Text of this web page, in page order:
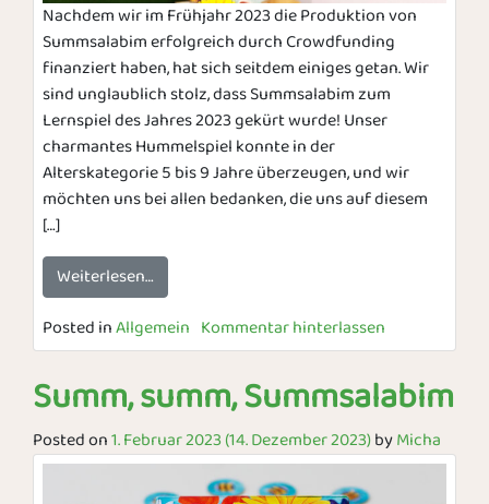
Nachdem wir im Frühjahr 2023 die Produktion von
Summsalabim erfolgreich durch Crowdfunding
finanziert haben, hat sich seitdem einiges getan. Wir
sind unglaublich stolz, dass Summsalabim zum
Lernspiel des Jahres 2023 gekürt wurde! Unser
charmantes Hummelspiel konnte in der
Alterskategorie 5 bis 9 Jahre überzeugen, und wir
möchten uns bei allen bedanken, die uns auf diesem
[…]
Weiterlesen…
Posted inAllgemein Kommentar hinterlassen
Summ, summ, Summsalabim
Posted on1. Februar 2023 (14. Dezember 2023)byMicha